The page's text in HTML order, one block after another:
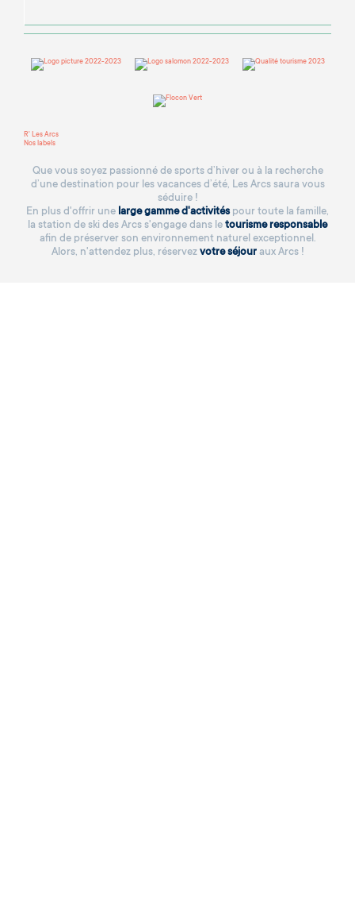
R' Les Arcs
Nos labels
Que vous soyez passionné de sports d’hiver ou à la recherche
d’une destination pour les vacances d’été, Les Arcs saura vous
séduire !
En plus d'offrir une large gamme d'activitéspour toute la famille,
la station de ski des Arcs s'engage dans le tourisme responsable
afin de préserver son environnement naturel exceptionnel.
Alors, n'attendez plus, réservez votre séjouraux Arcs !